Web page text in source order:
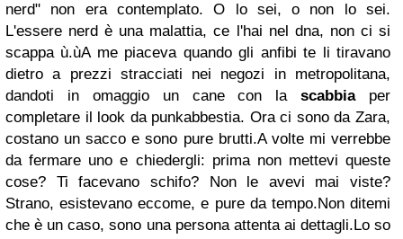
nerd" non era contemplato. O lo sei, o non lo sei.
L'essere nerd è una malattia, ce l'hai nel dna, non ci si
scappa ù.ùA me piaceva quando gli anfibi te li tiravano
dietro a prezzi stracciati nei negozi in metropolitana,
dandoti in omaggio un cane con lascabbiaper
completare il look da punkabbestia. Ora ci sono da Zara,
costano un sacco e sono pure brutti.A volte mi verrebbe
da fermare uno e chiedergli: prima non mettevi queste
cose? Ti facevano schifo? Non le avevi mai viste?
Strano, esistevano eccome, e pure da tempo.Non ditemi
che è un caso, sono una persona attenta ai dettagli.Lo so